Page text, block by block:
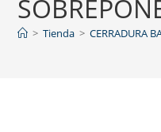
> Tienda > CERRADURA